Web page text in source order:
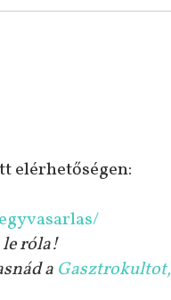
elérhetőségen:
le róla!
a Gasztrokultot,